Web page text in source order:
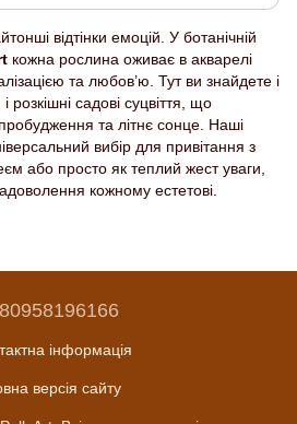
відтінки емоцій. У ботанічній
кожна рослина оживає в акварелі
та любов’ю. Тут ви знайдете і
розкішні садові суцвіття, що
та літнє сонце. Наші
вибір для привітання з
або просто як теплий жест уваги,
кожному естетові.
інформація
версія сайту